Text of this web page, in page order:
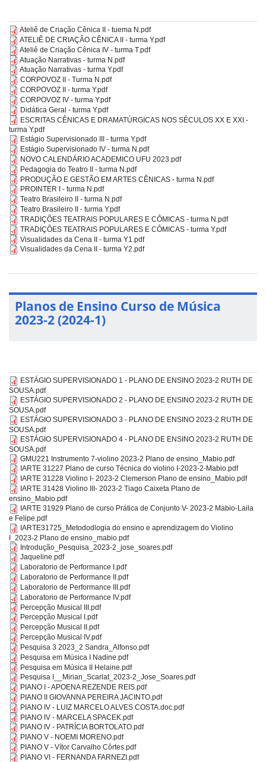
Ateliê de Criação Cênica II - tuema N.pdf
ATELIÊ DE CRIAÇÃO CÊNICA II - turma Y.pdf
Ateliê de Criação Cênica IV - turma T.pdf
Atuação Narrativas - turma N.pdf
Atuação Narrativas - turma Y.pdf
CORPOVOZ II - Turma N.pdf
CORPOVOZ II - turma Y.pdf
CORPOVOZ IV - turma Y.pdf
Didática Geral - turma Y.pdf
ESCRITAS CÊNICAS E DRAMATÚRGICAS NOS SÉCULOS XX E XXI -
turma Y.pdf
Estágio Supervisionado III - turma Y.pdf
Estágio Supervisionado IV - turma N.pdf
NOVO CALENDÁRIO ACADEMICO UFU 2023.pdf
Pedagogia do Teatro II - turma N.pdf
PRODUÇÃO E GESTÃO EM ARTES CÊNICAS - turma N.pdf
PROINTER I - turma N.pdf
Teatro Brasileiro II - turma N.pdf
Teatro Brasileiro II - turma Y.pdf
TRADIÇÕES TEATRAIS POPULARES E CÔMICAS - turma N.pdf
TRADIÇÕES TEATRAIS POPULARES E CÔMICAS - turma Y.pdf
Visualidades da Cena II - turma Y1.pdf
Visualidades da Cena II - turma Y2.pdf
Planos de Ensino Curso de Música
2023-2 (2024-1)
ESTÁGIO SUPERVISIONADO 1 - PLANO DE ENSINO 2023-2 RUTH DE
SOUSA.pdf
ESTÁGIO SUPERVISIONADO 2 - PLANO DE ENSINO 2023-2 RUTH DE
SOUSA.pdf
ESTÁGIO SUPERVISIONADO 3 - PLANO DE ENSINO 2023-2 RUTH DE
SOUSA.pdf
ESTÁGIO SUPERVISIONADO 4 - PLANO DE ENSINO 2023-2 RUTH DE
SOUSA.pdf
GMU221 Instrumento 7-violino 2023-2 Plano de ensino_Mabio.pdf
IARTE 31227 Plano de curso Técnica do violino I-2023-2-Mabio.pdf
IARTE 31228 Violino I- 2023-2 Clemerson Plano de ensino_Mabio.pdf
IARTE 31428 Violino III- 2023-2 Tiago Caixeta Plano de
ensino_Mabio.pdf
IARTE 31929 Plano de curso Prática de Conjunto V- 2023-2 Mabio-Laila
e Felipe.pdf
IARTE31725_Metododlogia do ensino e aprendizagem do Violino
I_2023-2 Plano de ensino_mabio.pdf
Introdução_Pesquisa_2023-2_jose_soares.pdf
Jaqueline.pdf
Laboratorio de Performance I.pdf
Laboratorio de Performance II.pdf
Laboratorio de Performance III.pdf
Laboratorio de Performance IV.pdf
Percepção Musical III.pdf
Percepção Musical I.pdf
Percepção Musical II.pdf
Percepção Musical IV.pdf
Pesquisa 3 2023_2 Sandra_Alfonso.pdf
Pesquisa em Música I Nadine.pdf
Pesquisa em Música II Helaine.pdf
Pesquisa I__Mirian_Scarlat_2023-2_Jose_Soares.pdf
PIANO I - APOENA REZENDE REIS.pdf
PIANO II GIOVANNA PEREIRA JACINTO.pdf
PIANO IV - LUIZ MARCELO ALVES COSTA.doc.pdf
PIANO IV - MARCELA SPACEK.pdf
PIANO IV - PATRÍCIA BORTOLATO.pdf
PIANO V - NOEMI MORENO.pdf
PIANO V - Vítor Carvalho Côrtes.pdf
PIANO VI - FERNANDA FARNEZI.pdf